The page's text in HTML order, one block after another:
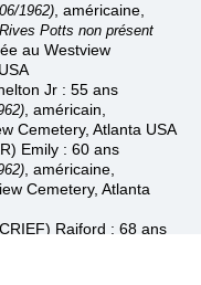
1962) américaine,
Potts non présent
au Westview
Jr : 55 ans
, américain,
Cemetery, Atlanta USA
Emily : 60 ans
, américaine,
Cemetery, Atlanta
Raiford : 68 ans